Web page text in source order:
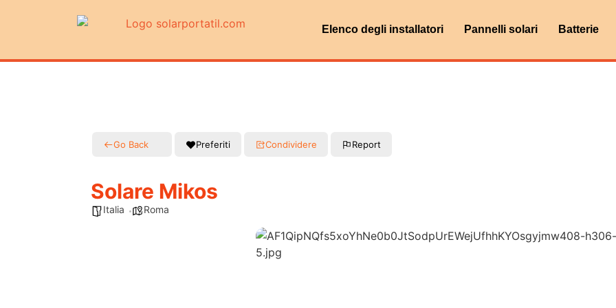
Elenco degli installatori Pannelli solari Batterie
Go Back Preferiti Condividere Report
Solare Mikos
Italia Roma